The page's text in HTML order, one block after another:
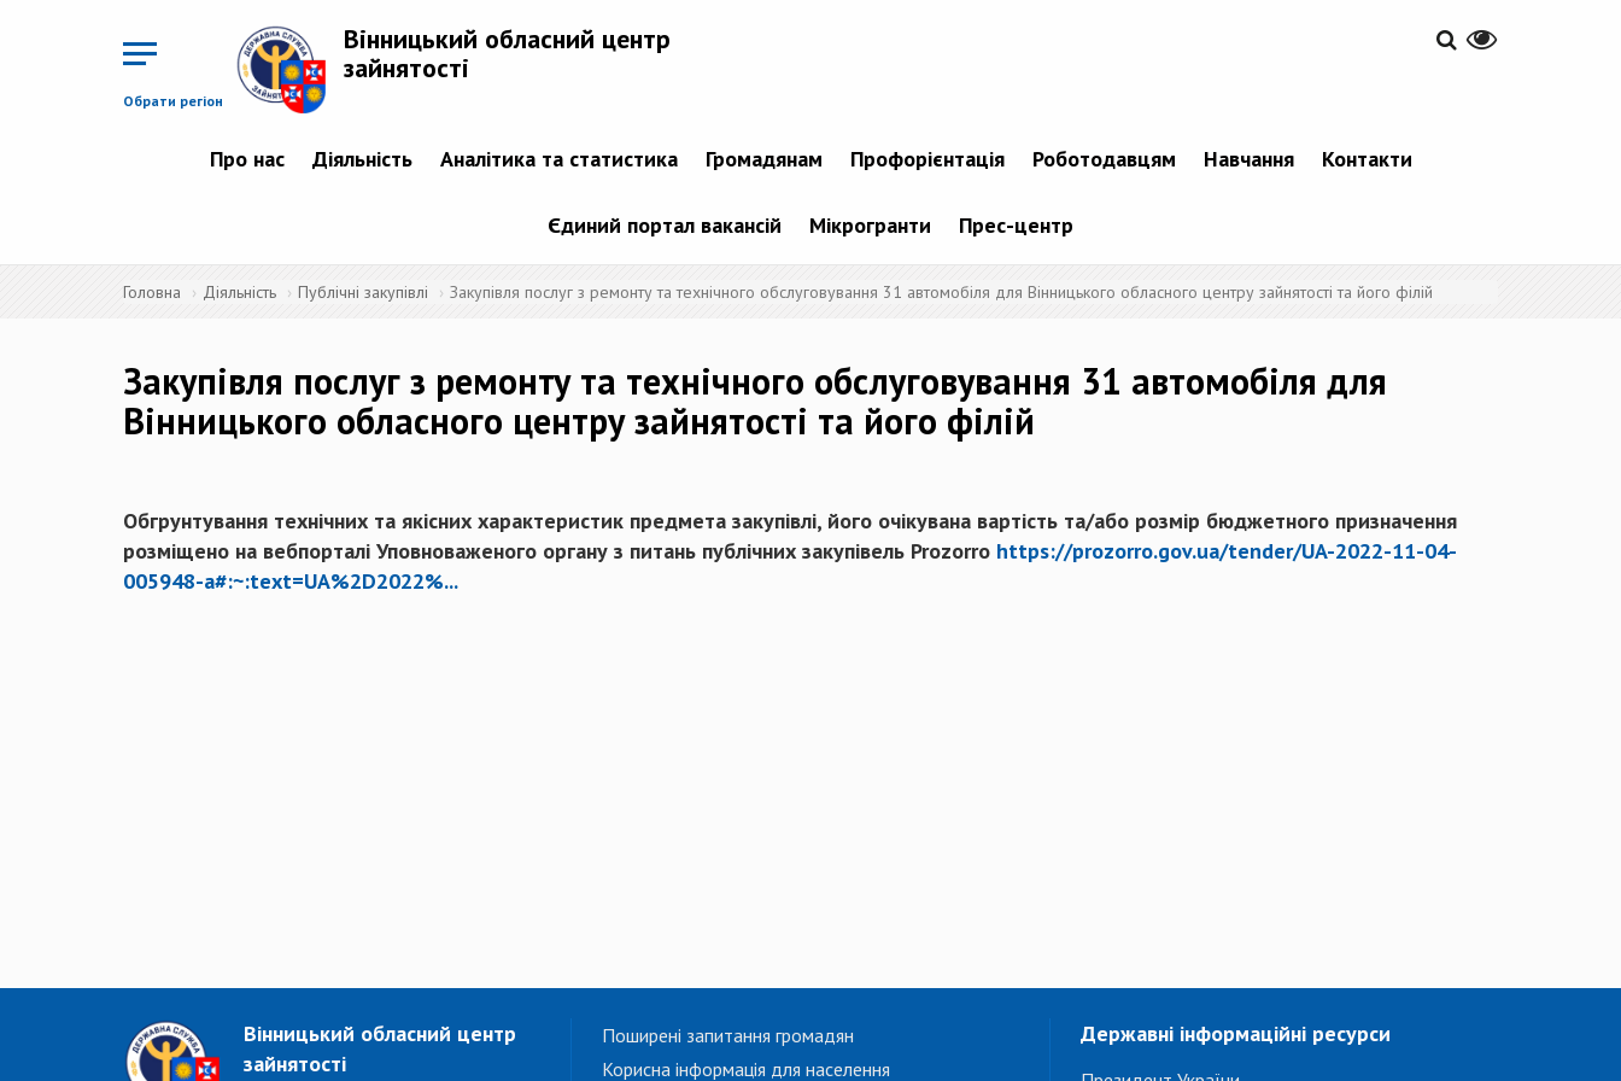
Обрати регіон
Вінницький обласний центр
зайнятості
Про нас Діяльність Аналітика та статистика Громадянам Профорієнтація Роботодавцям Навчання Контакти
Єдиний портал вакансій Мікрогранти Прес-центр
Головна Діяльність Публічні закупівлі Закупівля послуг з ремонту та технічного обслуговування 31 автомобіля для Вінницького обласного центру зайнятості та його філій
Закупівля послуг з ремонту та технічного обслуговування 31 автомобіля для
Вінницького обласного центру зайнятості та його філій
Обгрунтування технічних та якісних характеристик предмета закупівлі, його очікувана вартість та/або розмір бюджетного призначення
розміщено на вебпорталі Уповноваженого органу з питань публічних закупівель Prozorro https://prozorro.gov.ua/tender/UA-2022-11-04-
005948-a#:~:text=UA%2D2022%...
Вінницький обласний центр
зайнятості
Поширені запитання громадян
Корисна інформація для населення
Державні інформаційні ресурси